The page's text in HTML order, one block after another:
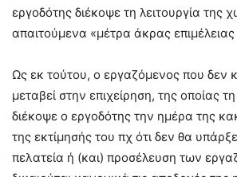
εργοδότης διέκοψε τη λειτουργία της
απαιτούμενα «μέτρα άκρας
Ως εκ τούτου, ο εργαζόμενος που δεν
μεταβεί στην επιχείρηση, της οποίας τη
διέκοψε ο εργοδότης την ημέρα της
της εκτίμησής του πχ ότι δεν θα
πελατεία ή (και) προσέλευση των